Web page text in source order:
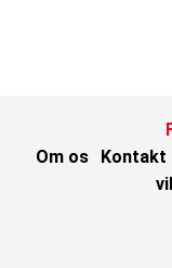
Om os
Kontakt